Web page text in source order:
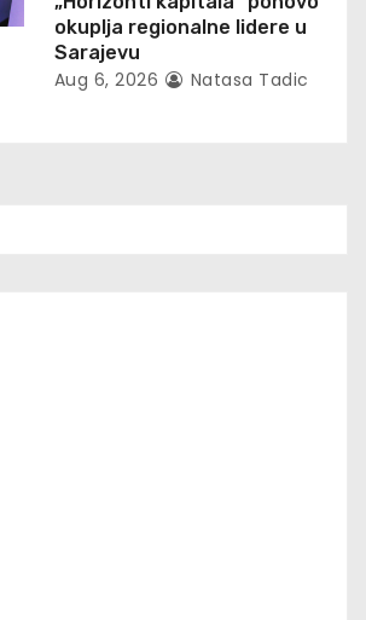
okuplja regionalne lidere u
Sarajevu
Aug 6, 2026 Natasa Tadic